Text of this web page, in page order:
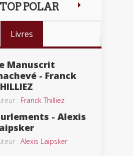
POLAR
Livres
Manuscrit
- Franck
: Franck Thilliez
- Alexis
: Alexis Laipsker